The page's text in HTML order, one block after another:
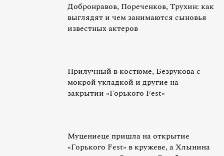
Добронравов, Пореченков, Трухин: как
выглядят и чем занимаются сыновья
известных актеров
Прилучный в костюме, Безрукова с
мокрой укладкой и другие на
закрытии «Горького Fest»
Муцениеце пришла на открытие
«Горького Fest» в кружеве, а Хлынина